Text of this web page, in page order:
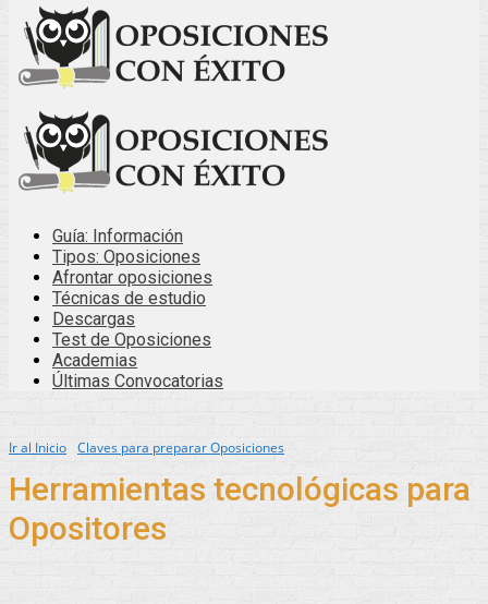
Guía: Información
Tipos: Oposiciones
Afrontar oposiciones
Técnicas de estudio
Descargas
Test de Oposiciones
Academias
Últimas Convocatorias
Ir al Inicio Claves para preparar Oposiciones
Herramientas tecnológicas para
Opositores